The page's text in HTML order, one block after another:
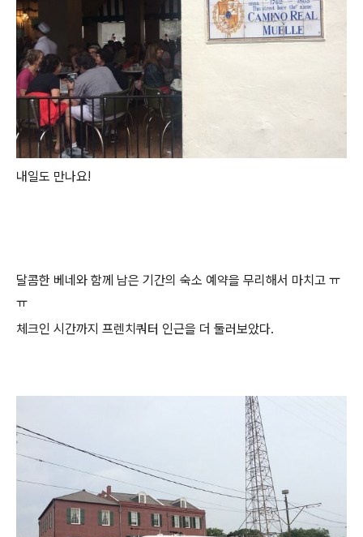
내일도 만나요!
달콤한 베네와 함께 남은 기간의 숙소 예약을 무리해서 마치고 ㅠ
ㅠ
체크인 시간까지 프렌치쿼터 인근을 더 둘러보았다.